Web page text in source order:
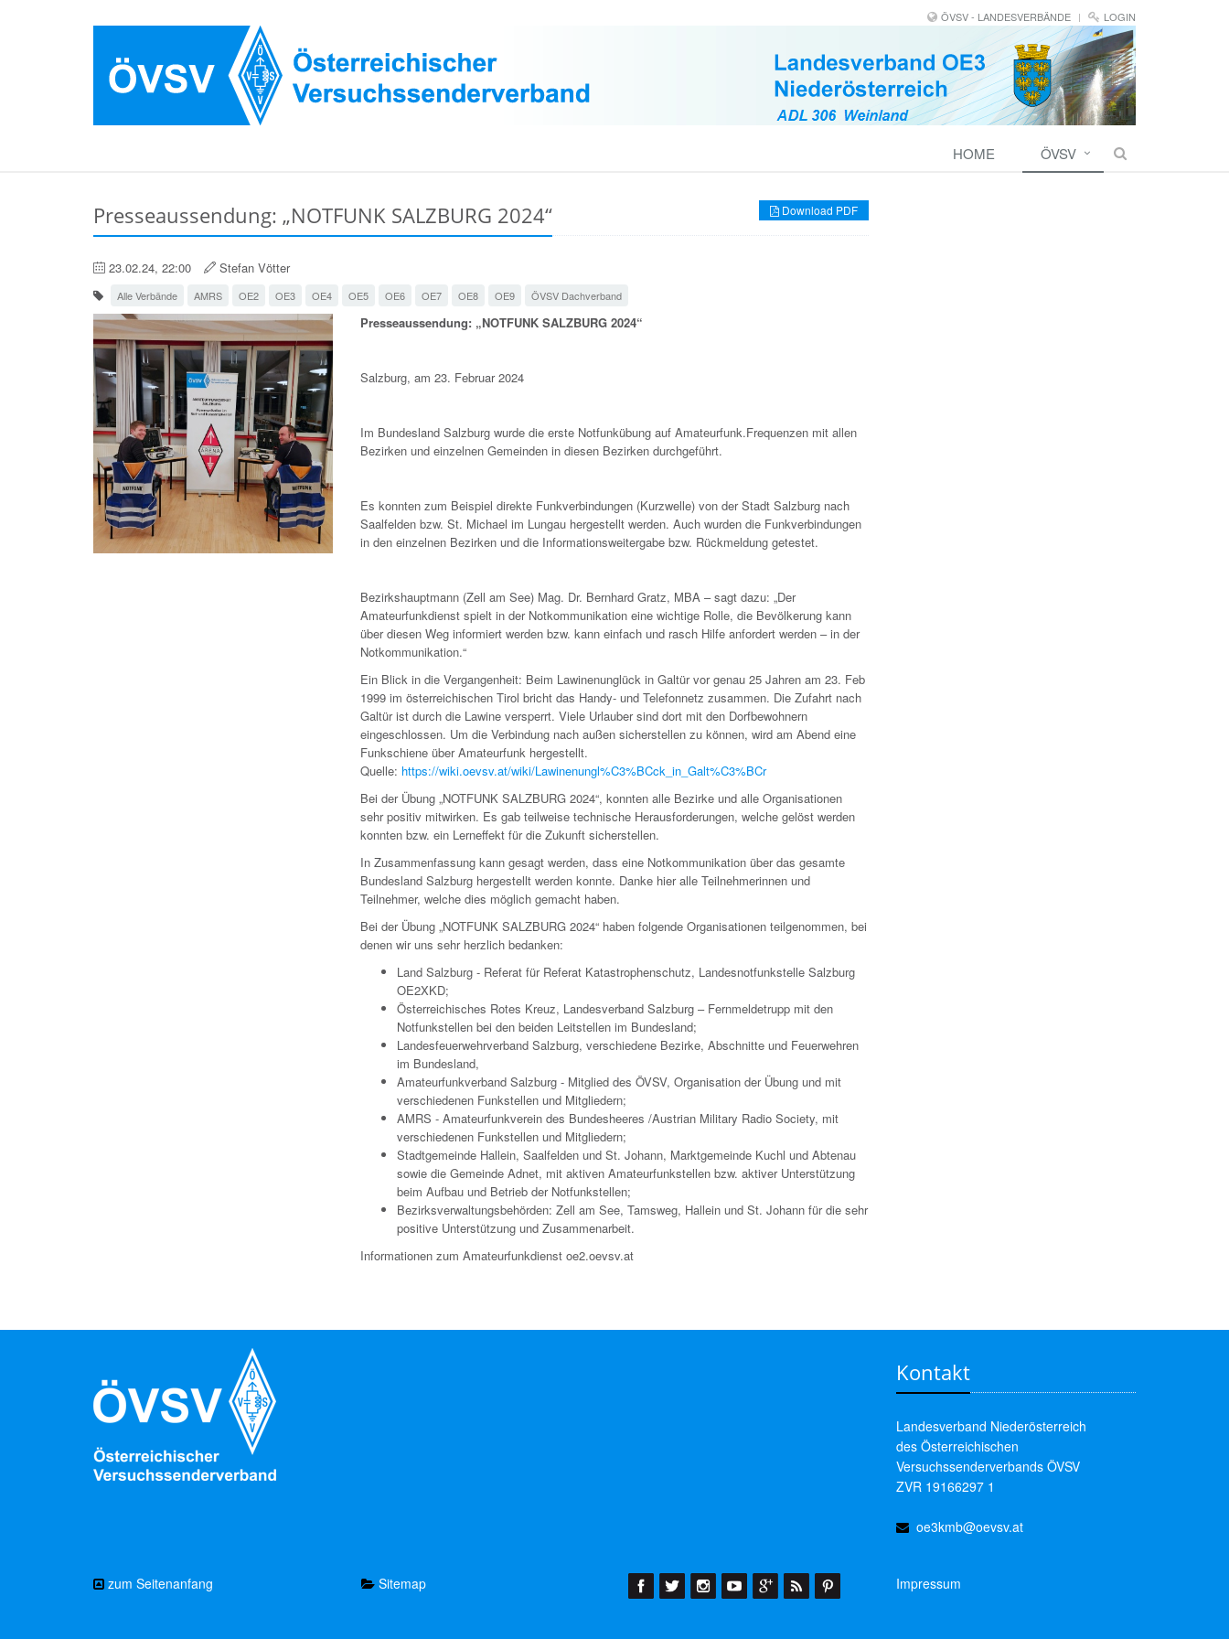
ÖVSV - LANDESVERBÄNDE LOGIN
HOME ÖVSV
Download PDF
Presseaussendung: „NOTFUNK SALZBURG 2024“
23.02.24, 22:00 Stefan Vötter
Alle Verbände AMRS OE2 OE3 OE4 OE5 OE6 OE7 OE8 OE9 ÖVSV Dachverband
Presseaussendung: „NOTFUNK SALZBURG 2024“
Salzburg, am 23. Februar 2024
Im Bundesland Salzburg wurde die erste Notfunkübung auf Amateurfunk.Frequenzen mit allen
Bezirken und einzelnen Gemeinden in diesen Bezirken durchgeführt.
Es konnten zum Beispiel direkte Funkverbindungen (Kurzwelle) von der Stadt Salzburg nach
Saalfelden bzw. St. Michael im Lungau hergestellt werden. Auch wurden die Funkverbindungen
in den einzelnen Bezirken und die Informationsweitergabe bzw. Rückmeldung getestet.
Bezirkshauptmann (Zell am See) Mag. Dr. Bernhard Gratz, MBA – sagt dazu: „Der
Amateurfunkdienst spielt in der Notkommunikation eine wichtige Rolle, die Bevölkerung kann
über diesen Weg informiert werden bzw. kann einfach und rasch Hilfe anfordert werden – in der
Notkommunikation.“
Ein Blick in die Vergangenheit: Beim Lawinenunglück in Galtür vor genau 25 Jahren am 23. Feb
1999 im österreichischen Tirol bricht das Handy- und Telefonnetz zusammen. Die Zufahrt nach
Galtür ist durch die Lawine versperrt. Viele Urlauber sind dort mit den Dorfbewohnern
eingeschlossen. Um die Verbindung nach außen sicherstellen zu können, wird am Abend eine
Funkschiene über Amateurfunk hergestellt.
Quelle: https://wiki.oevsv.at/wiki/Lawinenungl%C3%BCck_in_Galt%C3%BCr
Bei der Übung „NOTFUNK SALZBURG 2024“, konnten alle Bezirke und alle Organisationen
sehr positiv mitwirken. Es gab teilweise technische Herausforderungen, welche gelöst werden
konnten bzw. ein Lerneffekt für die Zukunft sicherstellen.
In Zusammenfassung kann gesagt werden, dass eine Notkommunikation über das gesamte
Bundesland Salzburg hergestellt werden konnte. Danke hier alle Teilnehmerinnen und
Teilnehmer, welche dies möglich gemacht haben.
Bei der Übung „NOTFUNK SALZBURG 2024“ haben folgende Organisationen teilgenommen, bei
denen wir uns sehr herzlich bedanken:
Land Salzburg - Referat für Referat Katastrophenschutz, Landesnotfunkstelle Salzburg
OE2XKD;
Österreichisches Rotes Kreuz, Landesverband Salzburg – Fernmeldetrupp mit den
Notfunkstellen bei den beiden Leitstellen im Bundesland;
Landesfeuerwehrverband Salzburg, verschiedene Bezirke, Abschnitte und Feuerwehren
im Bundesland,
Amateurfunkverband Salzburg - Mitglied des ÖVSV, Organisation der Übung und mit
verschiedenen Funkstellen und Mitgliedern;
AMRS - Amateurfunkverein des Bundesheeres /Austrian Military Radio Society, mit
verschiedenen Funkstellen und Mitgliedern;
Stadtgemeinde Hallein, Saalfelden und St. Johann, Marktgemeinde Kuchl und Abtenau
sowie die Gemeinde Adnet, mit aktiven Amateurfunkstellen bzw. aktiver Unterstützung
beim Aufbau und Betrieb der Notfunkstellen;
Bezirksverwaltungsbehörden: Zell am See, Tamsweg, Hallein und St. Johann für die sehr
positive Unterstützung und Zusammenarbeit.
Informationen zum Amateurfunkdienst oe2.oevsv.at
Kontakt
Landesverband Niederösterreich
des Österreichischen
Versuchssenderverbands ÖVSV
ZVR 19166297 1
oe3kmb@oevsv.at
zum Seitenanfang Sitemap Impressum